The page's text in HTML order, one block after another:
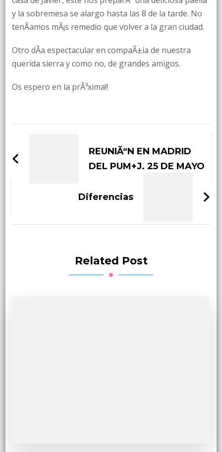
y la sobremesa se alargo hasta las 8 de la tarde. No
tenÃ­amos mÃ¡s remedio que volver a la gran ciudad.
Otro dÃ­a espectacular en compaÃ±ia de nuestra
querida sierra y como no, de grandes amigos.
Os espero en la prÃ³xima!!
NavigationREUNIÃ“N EN MADRID
DEL PUM+J. 25 DE MAYO
Diferencias
Related Post